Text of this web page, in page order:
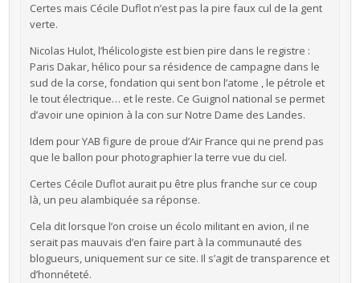
Certes mais Cécile Duflot n’est pas la pire faux cul de la gent
verte.
Nicolas Hulot, l’hélicologiste est bien pire dans le registre :
Paris Dakar, hélico pour sa résidence de campagne dans le
sud de la corse, fondation qui sent bon l’atome , le pétrole et
le tout électrique… et le reste. Ce Guignol national se permet
d’avoir une opinion à la con sur Notre Dame des Landes.
Idem pour YAB figure de proue d’Air France qui ne prend pas
que le ballon pour photographier la terre vue du ciel.
Certes Cécile Duflot aurait pu être plus franche sur ce coup
là, un peu alambiquée sa réponse.
Cela dit lorsque l’on croise un écolo militant en avion, il ne
serait pas mauvais d’en faire part à la communauté des
blogueurs, uniquement sur ce site. Il s’agit de transparence et
d’honnéteté.